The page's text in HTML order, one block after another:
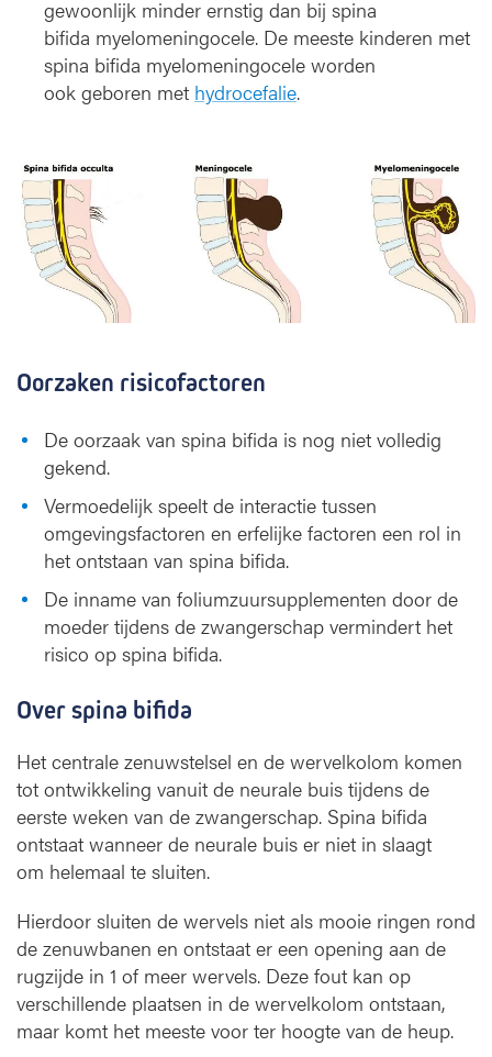
gewoonlijk minder ernstig dan bij spina
bifida myelomeningocele. De meeste kinderen met
spina bifida myelomeningocele worden
ook geboren met hydrocefalie.
Oorzaken risicofactoren
De oorzaak van spina bifida is nog niet volledig
gekend.
Vermoedelijk speelt de interactie tussen
omgevingsfactoren en erfelijke factoren een rol in
het ontstaan van spina bifida.
De inname van foliumzuursupplementen door de
moeder tijdens de zwangerschap vermindert het
risico op spina bifida.
Over spina bifida
Het centrale zenuwstelsel en de wervelkolom komen
tot ontwikkeling vanuit de neurale buis tijdens de
eerste weken van de zwangerschap. Spina bifida
ontstaat wanneer de neurale buis er niet in slaagt
om helemaal te sluiten.
Hierdoor sluiten de wervels niet als mooie ringen rond
de zenuwbanen en ontstaat er een opening aan de
rugzijde in 1 of meer wervels. Deze fout kan op
verschillende plaatsen in de wervelkolom ontstaan,
maar komt het meeste voor ter hoogte van de heup.